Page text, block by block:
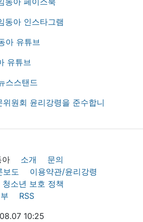
소개
문의
보도
이용약관/윤리강령
청소년 보호 정책
RSS
10:25